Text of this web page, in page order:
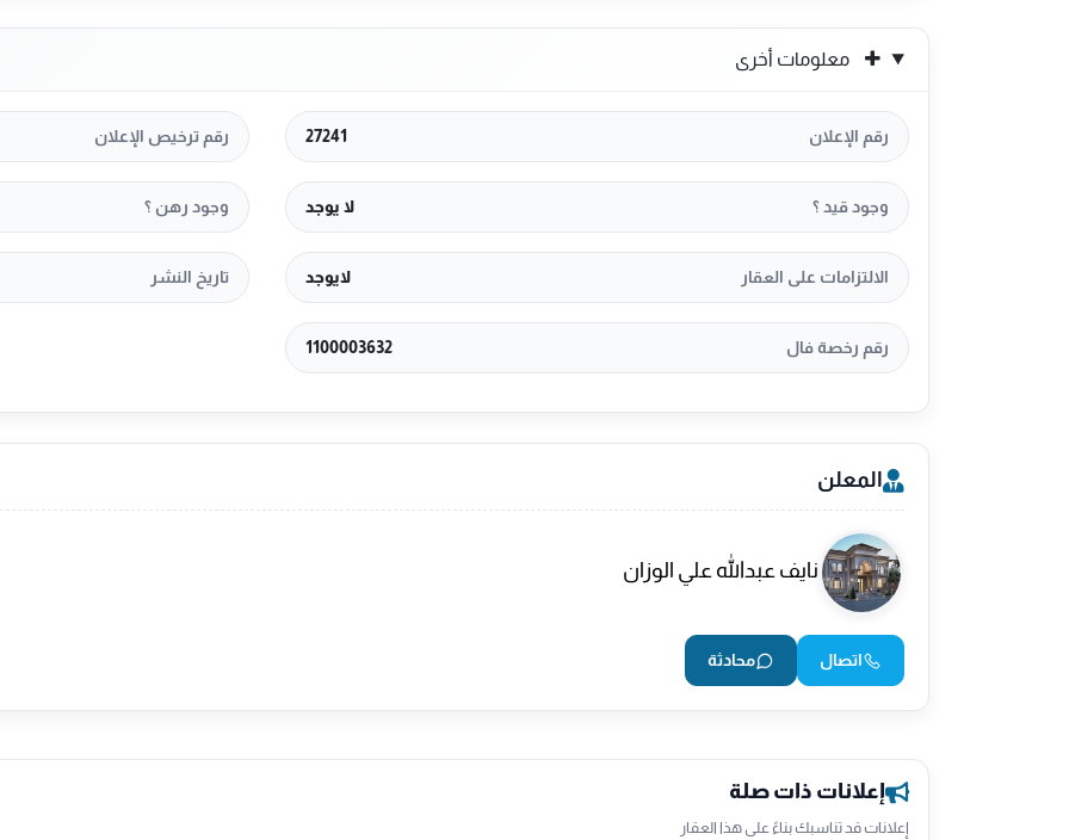
والتسويق رقم :
1100003623
رخصة الاعلان:
ابوبدر التميمي
معلومات أخرى
رقم الإعلان 27241 رقم ترخيص الإعلان
وجود قيد ؟ لا يوجد وجود رهن ؟
الالتزامات على العقار لايوجد تاريخ النشر
رقم رخصة فال 1100003632
المعلن
نايف عبدالله علي الوزان
اتصال محادثة
إعلانات ذات صلة
إعلانات قد تناسبك بناءً على هذا العقار